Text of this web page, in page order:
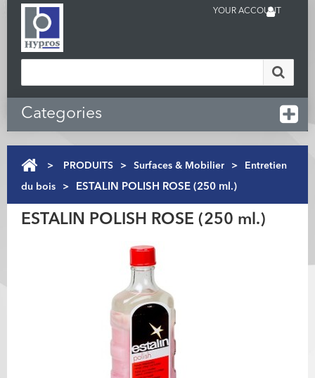
YOUR ACCOUNT
Categories
> PRODUITS > Surfaces & Mobilier > Entretien
du bois > ESTALIN POLISH ROSE (250 ml.)
ESTALIN POLISH ROSE (250 ml.)